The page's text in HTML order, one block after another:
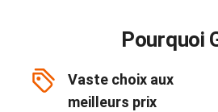
Pourquoi
Vaste choix aux
meilleurs prix